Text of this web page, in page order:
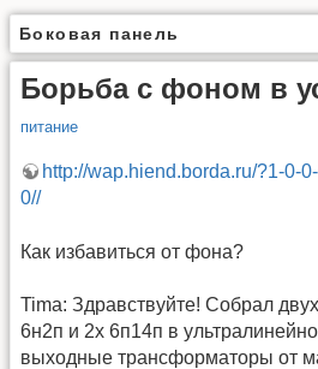
Боковая панель
Борьба с фоном в
питание
http://wap.hiend.borda.ru/?1-0-
0//
Как избавиться от фона?
Tima: Здравствуйте! Собрал
6н2п и 2х 6п14п в
выходные трансформаторы от